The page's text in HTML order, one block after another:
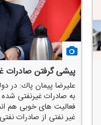
پیشی گرفتن صادرات
علیرضا پیمان پاك: در
به صادرات غیرنفتی
فعالیت های خوبی هم
غیر نفتی از صادرات